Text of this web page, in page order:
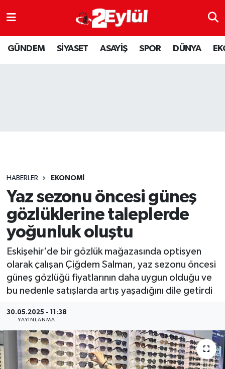
GÜNDEM SİYASET ASAYİŞ SPOR DÜNYA
HABERLER EKONOMİ
Yaz sezonu öncesi güneş
gözlüklerine taleplerde
yoğunluk oluştu
Eskişehir'de bir gözlük mağazasında optisyen
olarak çalışan Çiğdem Salman, yaz sezonu öncesi
güneş gözlüğü fiyatlarının daha uygun olduğu ve
bu nedenle satışlarda artış yaşadığını dile getirdi
30.05.2025 - 11:38
YAYINLANMA
ASAYİŞ
DÜNYA
SPOR
YAŞAM
Nöbetçi Eczaneler
Hava Durumu
Son Dakika Haberleri
Haber Arşivi